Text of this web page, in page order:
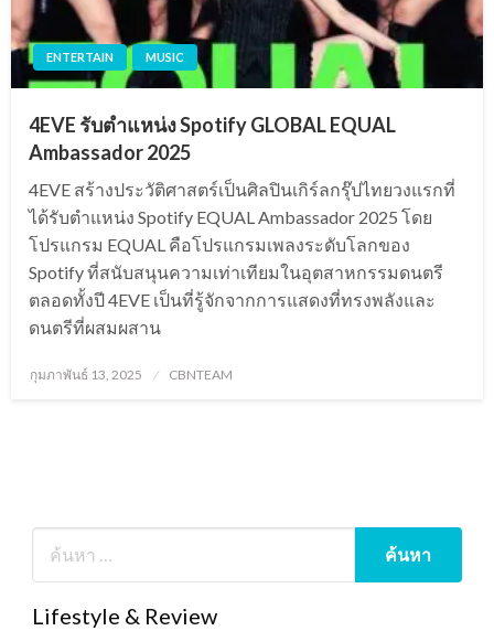
ENTERTAIN MUSIC
4EVE รับตำแหน่ง Spotify GLOBAL EQUAL
Ambassador 2025
4EVE สร้างประวัติศาสตร์เป็นศิลปินเกิร์ลกรุ๊ปไทยวงแรกที่
ได้รับตำแหน่ง Spotify EQUAL Ambassador 2025 โดย
โปรแกรม EQUAL คือโปรแกรมเพลงระดับโลกของ
Spotify ที่สนับสนุนความเท่าเทียมในอุตสาหกรรมดนตรี
ตลอดทั้งปี 4EVE เป็นที่รู้จักจากการแสดงที่ทรงพลังและ
ดนตรีที่ผสมผสาน
Posted
กุมภาพันธ์ 13, 2025 CBNTEAM
Lifestyle & Review